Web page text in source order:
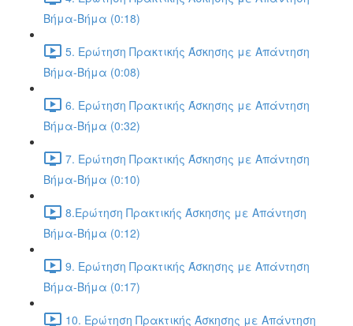
Βήμα-Βήμα (0:18)
5. Ερώτηση Πρακτικής Άσκησης με Απάντηση
Βήμα-Βήμα (0:08)
6. Ερώτηση Πρακτικής Άσκησης με Απάντηση
Βήμα-Βήμα (0:32)
7. Ερώτηση Πρακτικής Άσκησης με Απάντηση
Βήμα-Βήμα (0:10)
8.Ερώτηση Πρακτικής Άσκησης με Απάντηση
Βήμα-Βήμα (0:12)
9. Ερώτηση Πρακτικής Άσκησης με Απάντηση
Βήμα-Βήμα (0:17)
10. Ερώτηση Πρακτικής Άσκησης με Απάντηση